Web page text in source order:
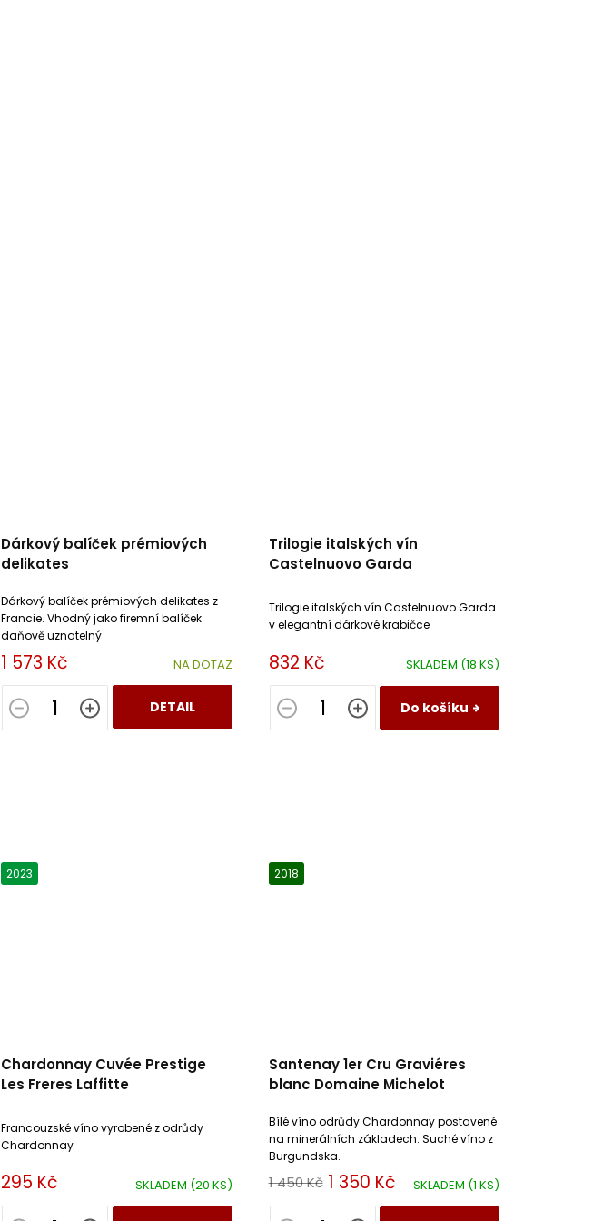
Dárkový balíček prémiových
delikates
NA DOTAZ
1 573 Kč
DETAIL
Dárkový balíček prémiových delikates z
Francie. Vhodný jako firemní balíček
daňově uznatelný
Trilogie italských vín
Castelnuovo Garda
SKLADEM (18 KS)
832 Kč
Do košíku
Trilogie italských vín Castelnuovo Garda
v elegantní dárkové krabičce
2023
Chardonnay Cuvée Prestige
Les Freres Laffitte
SKLADEM (20 KS)
295 Kč
Francouzské víno vyrobené z odrůdy
Chardonnay
2018
Santenay 1er Cru Graviéres
blanc Domaine Michelot
SKLADEM (1 KS)
1 450 Kč 1 350 Kč
Bílé víno odrůdy Chardonnay postavené
na minerálních základech. Suché víno z
Burgundska.